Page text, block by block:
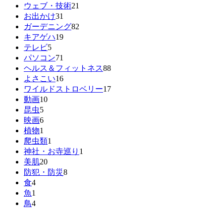
ウェブ・技術21
お出かけ31
ガーデニング82
キアゲハ19
テレビ5
パソコン71
ヘルス＆フィットネス88
よさこい16
ワイルドストロベリー17
動画10
昆虫5
映画6
植物1
爬虫類1
神社・お寺巡り 1
美肌20
防犯・防災8
食4
魚1
鳥4